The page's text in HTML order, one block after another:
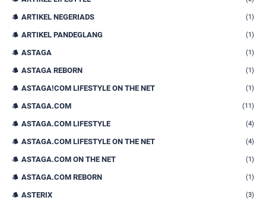
ARTIKEL NEGERIADS (1)
ARTIKEL PANDEGLANG (1)
ASTAGA (1)
ASTAGA REBORN (1)
ASTAGA!COM LIFESTYLE ON THE NET (1)
ASTAGA.COM (11)
ASTAGA.COM LIFESTYLE (4)
ASTAGA.COM LIFESTYLE ON THE NET (4)
ASTAGA.COM ON THE NET (1)
ASTAGA.COM REBORN (1)
ASTERIX (3)